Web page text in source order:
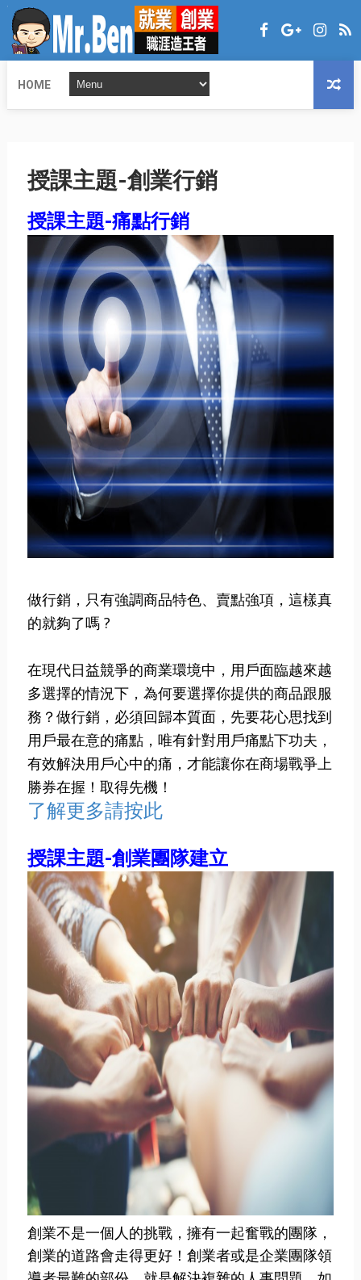
HOME
授課主題-創業行銷
授課主題-痛點行銷
做行銷，只有強調商品特色、賣點強項，這樣真
的就夠了嗎 ?
在現代日益競爭的商業環境中，用戶面臨越來越
多選擇的情況下，為何要選擇你提供的商品跟服
務？做行銷，必須回歸本質面，先要花心思找到
用戶最在意的痛點，唯有針對用戶痛點下功夫，
有效解決用戶心中的痛，才能讓你在商場戰爭上
勝券在握！取得先機！
了解更多請按此
授課主題-創業團隊建立
創業不是一個人的挑戰，擁有一起奮戰的團隊，
創業的道路會走得更好！創業者或是企業團隊領